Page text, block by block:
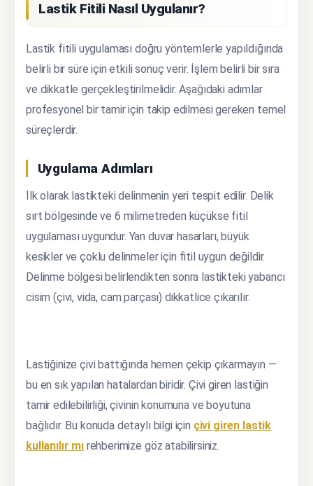
Lastik Fitili Nasıl Uygulanır?
Lastik fitili uygulaması doğru yöntemlerle yapıldığında
belirli bir süre için etkili sonuç verir. İşlem belirli bir sıra
ve dikkatle gerçekleştirilmelidir. Aşağıdaki adımlar
profesyonel bir tamir için takip edilmesi gereken temel
süreçlerdir.
Uygulama Adımları
İlk olarak lastikteki delinmenin yeri tespit edilir. Delik
sırt bölgesinde ve 6 milimetreden küçükse fitil
uygulaması uygundur. Yan duvar hasarları, büyük
kesikler ve çoklu delinmeler için fitil uygun değildir.
Delinme bölgesi belirlendikten sonra lastikteki yabancı
cisim (çivi, vida, cam parçası) dikkatlice çıkarılır.
Lastiğinize çivi battığında hemen çekip çıkarmayın —
bu en sık yapılan hatalardan biridir. Çivi giren lastiğin
tamir edilebilirliği, çivinin konumuna ve boyutuna
bağlıdır. Bu konuda detaylı bilgi için çivi giren lastik
kullanılır mırehberimize göz atabilirsiniz.